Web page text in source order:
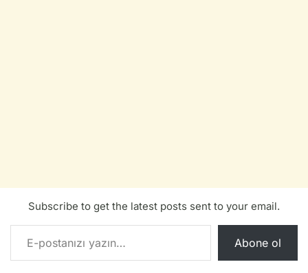
Subscribe to get the latest posts sent to your email.
E-postanızı yazın…
Abone ol